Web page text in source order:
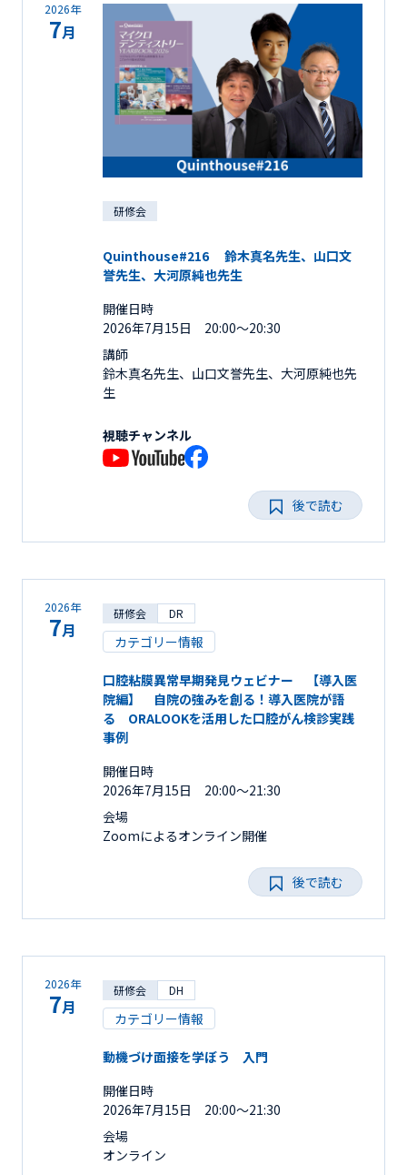
2026年
7月
研修会
Quinthouse#216 鈴木真名先生、山口文
誉先生、大河原純也先生
開催日時
2026年7月15日 20:00～20:30
講師
鈴木真名先生、山口文誉先生、大河原純也先
生
視聴チャンネル
後で読む
2026年
7月
研修会 DR
カテゴリー情報
口腔粘膜異常早期発見ウェビナー 【導入医
院編】 自院の強みを創る！導入医院が語
る ORALOOKを活用した口腔がん検診実践
事例
開催日時
2026年7月15日 20:00～21:30
会場
Zoomによるオンライン開催
後で読む
2026年
7月
研修会 DH
カテゴリー情報
動機づけ面接を学ぼう 入門
開催日時
2026年7月15日 20:00～21:30
会場
オンライン